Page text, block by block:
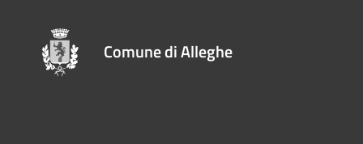
Comune di Alleghe